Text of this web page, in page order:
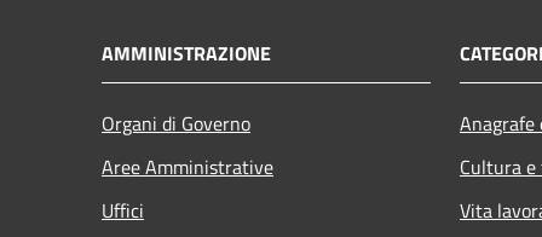
AMMINISTRAZIONE
Organi di Governo
Aree Amministrative
Uffici
Cultura
Vita